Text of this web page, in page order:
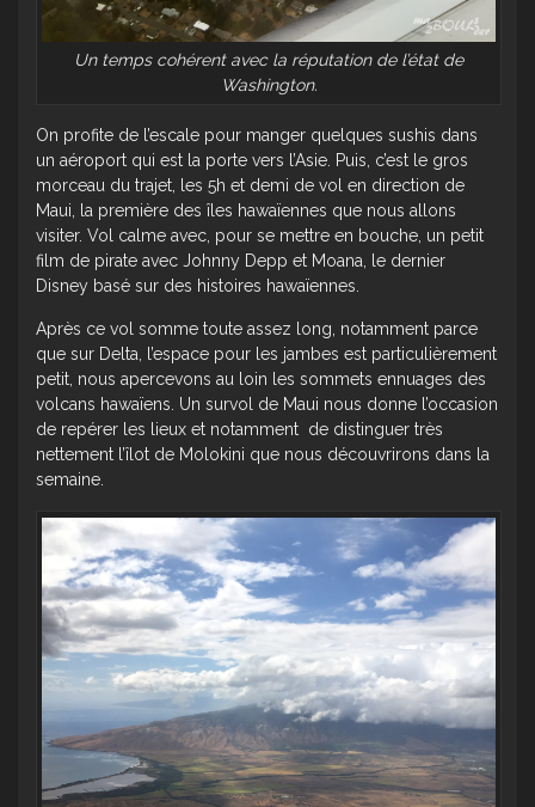
Un temps cohérent avec la réputation de l’état de
Washington.
On profite de l’escale pour manger quelques sushis dans
un aéroport qui est la porte vers l’Asie. Puis, c’est le gros
morceau du trajet, les 5h et demi de vol en direction de
Maui, la première des îles hawaïennes que nous allons
visiter. Vol calme avec, pour se mettre en bouche, un petit
film de pirate avec Johnny Depp et Moana, le dernier
Disney basé sur des histoires hawaïennes.
Après ce vol somme toute assez long, notamment parce
que sur Delta, l’espace pour les jambes est particulièrement
petit, nous apercevons au loin les sommets ennuages des
volcans hawaïens. Un survol de Maui nous donne l’occasion
de repérer les lieux et notamment de distinguer très
nettement l’îlot de Molokini que nous découvrirons dans la
semaine.